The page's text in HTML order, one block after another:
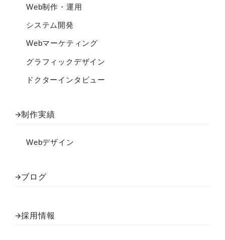
Web制作・運用
システム開発
Webマーケティング
グラフィックデザイン
ドクターインタビュー
制作実績
Webデザイン
ブログ
採用情報